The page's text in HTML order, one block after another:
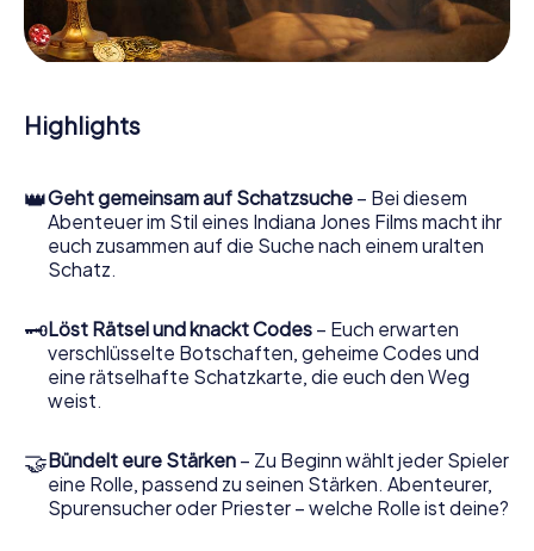
und Hinweisstücken. Ihr Smartphone ist dabei Ihr
wichtigstes Ermittlerwerkzeug: Unsere eigens
entwickelte App lässt Sie Kontaktpersonen befragen und
Objekte zu sammeln und navigiert Sie sicher durch Bagno
a Ripoli.
und Ihr Team immer tiefer in die spannende Geschichte
ein, und schon bald werden Sie feststellen, dass der
kostbare Schatz nur noch wenige Schritte entfernt ist.
Highlights
👑Geht gemeinsam auf Schatzsuche – Bei diesem
Abenteuer im Stil eines Indiana Jones Films macht ihr
euch zusammen auf die Suche nach einem uralten
Schatz.
🗝Löst Rätsel und knackt Codes – Euch erwarten
verschlüsselte Botschaften, geheime Codes und
eine rätselhafte Schatzkarte, die euch den Weg
weist.
🤝Bündelt eure Stärken – Zu Beginn wählt jeder Spieler
eine Rolle, passend zu seinen Stärken. Abenteurer,
Spurensucher oder Priester – welche Rolle ist deine?